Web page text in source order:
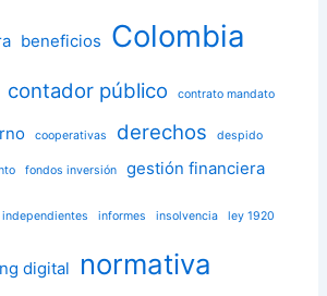
beneficios Colombia
contador público contrato mandato
cooperativas derechos despido
fondos inversión gestión financiera
independientes informes insolvencia ley 1920
digital normativa